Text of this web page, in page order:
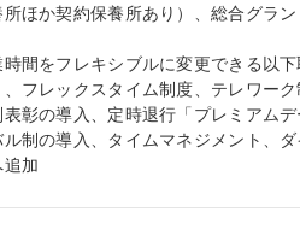
ほか契約保養所あり）、総合グラ
間をフレキシブルに変更できる以
フレックスタイム制度、テレワー
彰の導入、定時退行「プレミアム
制の導入、タイムマネジメント、
加